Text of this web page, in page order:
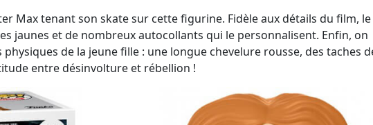
Max tenant son skate sur cette figurine. Fidèle aux détails du film, le
jaunes et de nombreux autocollants qui le personnalisent. Enfin, on
de la jeune fille : une longue chevelure rousse, des taches
entre désinvolture et rébellion !